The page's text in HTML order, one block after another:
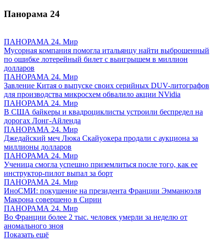
Панорама 24
ПАНОРАМА 24. Мир
Мусорная компания помогла итальянцу найти выброшенный
по ошибке лотерейный билет с выигрышем в миллион
долларов
ПАНОРАМА 24. Мир
Завление Китая о выпуске своих серийных DUV-литографов
для производства микросхем обвалило акции NVidia
ПАНОРАМА 24. Мир
В США байкеры и квадроциклисты устроили беспредел на
дорогах Лонг-Айленда
ПАНОРАМА 24. Мир
Джедайский меч Люка Скайуокера продали с аукциона за
миллионы долларов
ПАНОРАМА 24. Мир
Ученица смогла успешно приземлиться после того, как ее
инструктор-пилот выпал за борт
ПАНОРАМА 24. Мир
ИноСМИ: покушение на президента Франции Эмманюэля
Макрона совершено в Сирии
ПАНОРАМА 24. Мир
Во Франции более 2 тыс. человек умерли за неделю от
аномального зноя
Показать ещё